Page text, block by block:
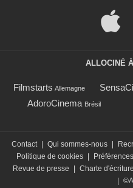
ALLOCINÉ
Filmstarts Allemagne
AdoroCinema Brésil
Contact Qui sommes-nous
Politique de cookies
Revue de presse
Charte d'écriture